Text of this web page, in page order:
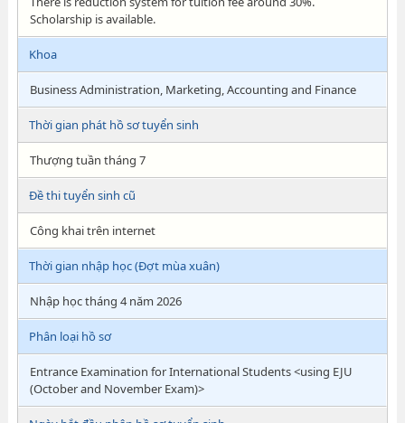
Scholarship is available.
Khoa
Business Administration, Marketing, Accounting and Finance
Thời gian phát hồ sơ tuyển sinh
Thượng tuần tháng 7
Đề thi tuyển sinh cũ
Công khai trên internet
Thời gian nhập học (Đợt mùa xuân)
Nhập học tháng 4 năm 2026
Phân loại hồ sơ
Entrance Examination for International Students <using EJU
(October and November Exam)>